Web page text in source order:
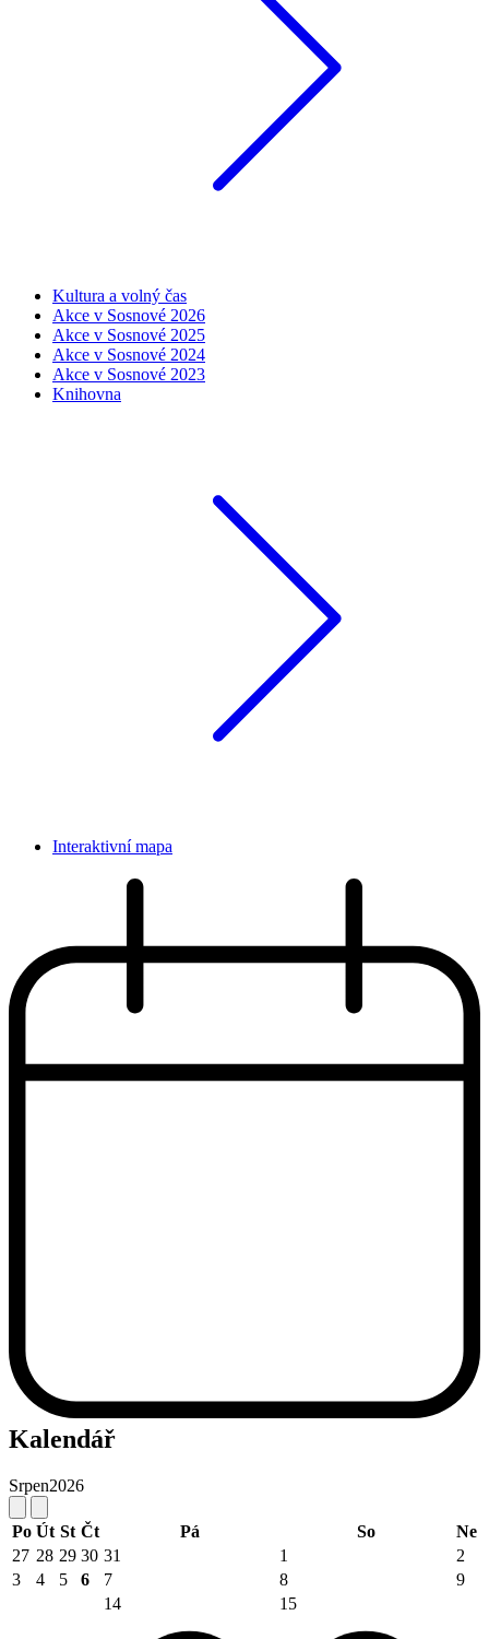
Kultura a volný čas
Akce v Sosnové 2026
Akce v Sosnové 2025
Akce v Sosnové 2024
Akce v Sosnové 2023
Knihovna
Interaktivní mapa
Kalendář
Srpen2026
Po Út St Čt Pá So
Ne
27 28 29 30 31 1
2
3
4 5 6 7 8 9
14 15